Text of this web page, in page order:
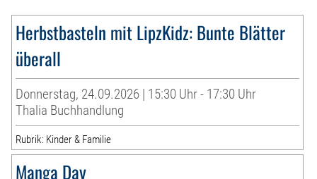
Herbstbasteln mit LipzKidz: Bunte Blätter
überall
Donnerstag, 24.09.2026 | 15:30 Uhr - 17:30 Uhr
Thalia Buchhandlung
Rubrik: Kinder & Familie
Manga Day